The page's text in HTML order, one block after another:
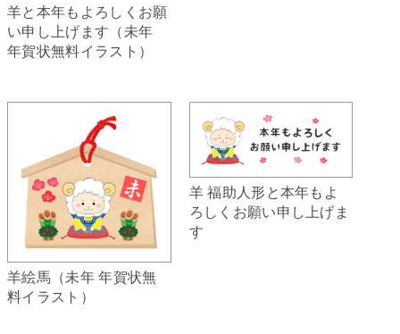
羊と本年もよろしくお願
い申し上げます（未年
年賀状無料イラスト）
羊絵馬（未年 年賀状無
料イラスト）
羊 福助人形と本年もよ
ろしくお願い申し上げま
す